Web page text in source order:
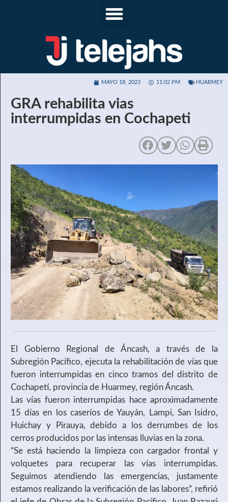
MAYO 18, 2023 11:02 PM HUARMEY
GRA rehabilita vias
interrumpidas en Cochapeti
El Gobierno Regional de Áncash, a través de la
Subregión Pacífico, ejecuta la rehabilitación de vías que
fueron interrumpidas en cinco tramos del distrito de
Cochapetí, provincia de Huarmey, región Áncash.
Las vías fueron interrumpidas hace aproximadamente
15 días en los caseríos de Yauyán, Lampi, San Isidro,
Huichay y Pirauya, debido a los derrumbes de los
cerros producidos por las intensas lluvias en la zona.
“Se está haciendo la limpieza con cargador frontal y
volquetes para recuperar las vías interrumpidas.
Seguimos atendiendo las emergencias, justamente
estamos realizando la verificación de las labores”, refirió